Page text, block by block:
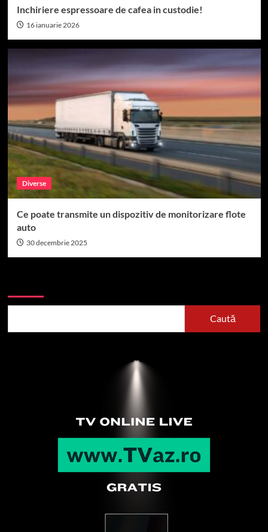
Inchiriere espressoare de cafea in custodie!
16 ianuarie 2026
Diverse
Ce poate transmite un dispozitiv de monitorizare flote
auto
30 decembrie 2025
Caută